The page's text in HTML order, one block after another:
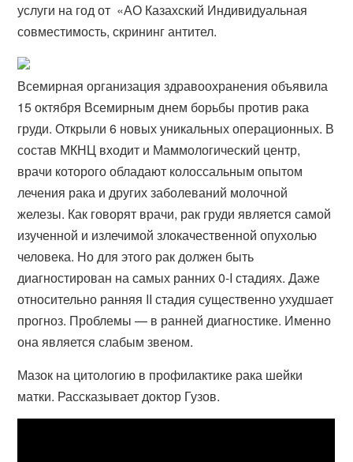
услуги на год от ​ «АО Казахский Индивидуальная
совместимость, скрининг антител.
Всемирная организация здравоохранения объявила
15 октября Всемирным днем борьбы против рака
груди. Открыли 6 новых уникальных операционных. В
состав МКНЦ входит и Маммологический центр,
врачи которого обладают колоссальным опытом
лечения рака и других заболеваний молочной
железы. Как говорят врачи, рак груди является самой
изученной и излечимой злокачественной опухолью
человека. Но для этого рак должен быть
диагностирован на самых ранних 0-I стадиях. Даже
относительно ранняя II стадия существенно ухудшает
прогноз. Проблемы — в ранней диагностике. Именно
она является слабым звеном.
Мазок на цитологию в профилактике рака шейки
матки. Рассказывает доктор Гузов.